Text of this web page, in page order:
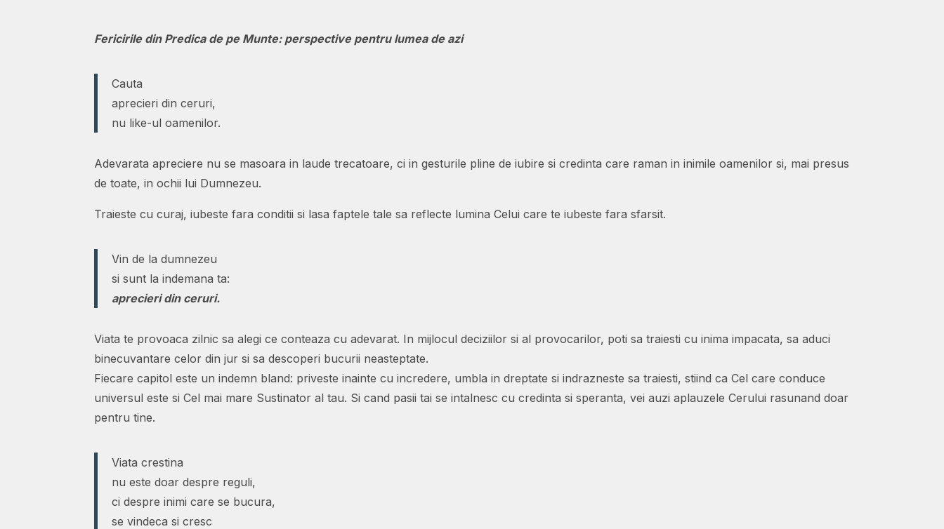
Fericirile din Predica de pe Munte: perspective pentru lumea de azi
Cauta
aprecieri din ceruri,
nu like-ul oamenilor.
Adevarata apreciere nu se masoara in laude trecatoare, ci in gesturile pline de iubire si credinta care raman in inimile oamenilor si, mai presus
de toate, in ochii lui Dumnezeu.
Traieste cu curaj, iubeste fara conditii si lasa faptele tale sa reflecte lumina Celui care te iubeste fara sfarsit.
Vin de la dumnezeu
si sunt la indemana ta:
aprecieri din ceruri.
Viata te provoaca zilnic sa alegi ce conteaza cu adevarat. In mijlocul deciziilor si al provocarilor, poti sa traiesti cu inima impacata, sa aduci
binecuvantare celor din jur si sa descoperi bucurii neasteptate.
Fiecare capitol este un indemn bland: priveste inainte cu incredere, umbla in dreptate si indrazneste sa traiesti, stiind ca Cel care conduce
universul este si Cel mai mare Sustinator al tau. Si cand pasii tai se intalnesc cu credinta si speranta, vei auzi aplauzele Cerului rasunand doar
pentru tine.
Viata crestina
nu este doar despre reguli,
ci despre inimi care se bucura,
se vindeca si cresc